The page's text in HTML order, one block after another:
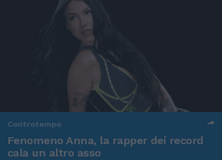
Controtempo
Fenomeno Anna, la rapper dei record
cala un altro asso